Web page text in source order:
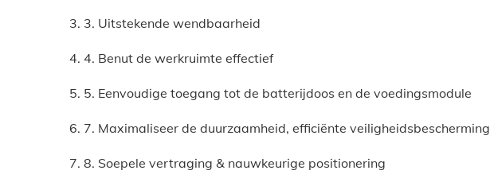
3. 3. Uitstekende wendbaarheid
4. 4. Benut de werkruimte effectief
5. 5. Eenvoudige toegang tot de batterijdoos en de voedingsmodule
6. 7. Maximaliseer de duurzaamheid, efficiënte veiligheidsbescherming
7. 8. Soepele vertraging & nauwkeurige positionering